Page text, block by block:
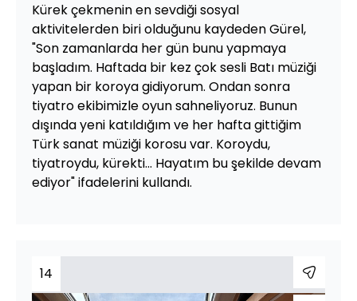
Kürek çekmenin en sevdiği sosyal
aktivitelerden biri olduğunu kaydeden Gürel,
"Son zamanlarda her gün bunu yapmaya
başladım. Haftada bir kez çok sesli Batı müziği
yapan bir koroya gidiyorum. Ondan sonra
tiyatro ekibimizle oyun sahneliyoruz. Bunun
dışında yeni katıldığım ve her hafta gittiğim
Türk sanat müziği korosu var. Koroydu,
tiyatroydu, kürekti... Hayatım bu şekilde devam
ediyor" ifadelerini kullandı.
14